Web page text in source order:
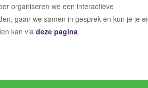
organiseren we een interactieve
gaan we samen in gesprek en kun je je
kan via deze pagina.